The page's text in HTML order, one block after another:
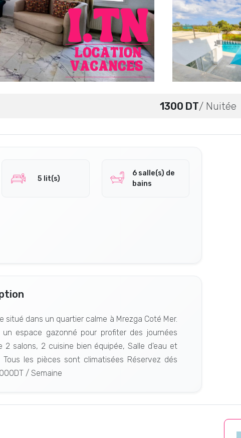
1300 DT/ Nuitée
5 lit(s)
6 salle(s) de
bains
situé dans un quartier calme à Mrezga Coté Mer.
espace gazonné pour profiter des journées
2 salons, 2 cuisine bien équipée, Salle d'eau et
les pièces sont climatisées Réservez dés
/ Semaine